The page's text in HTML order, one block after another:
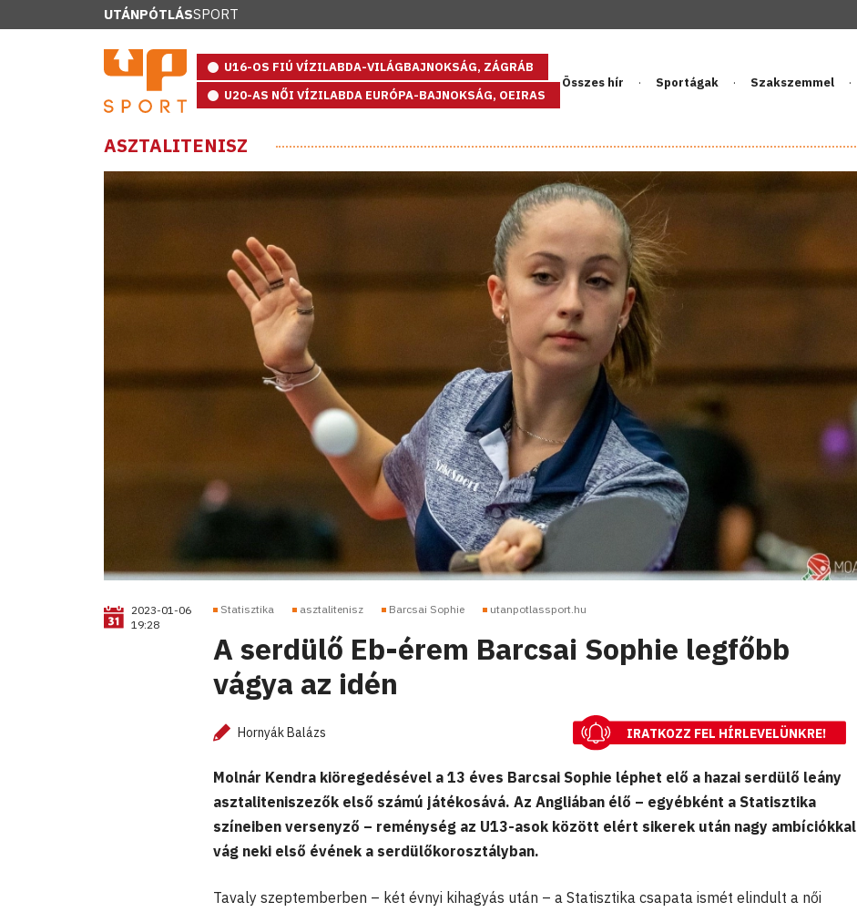
UTÁNPÓTLÁSSPORT
U16-OS FIÚ VÍZILABDA-VILÁGBAJNOKSÁG, ZÁGRÁB
U20-AS NŐI VÍZILABDA EURÓPA-BAJNOKSÁG, OEIRAS
Összes hír Sportágak Szakszemmel
ASZTALITENISZ
2023-01-06
19:28
Statisztika asztalitenisz Barcsai Sophie utanpotlassport.hu
A serdülő Eb-érem Barcsai Sophie legfőbb
vágya az idén
Hornyák Balázs IRATKOZZ FEL HÍRLEVELÜNKRE!
Molnár Kendra kiöregedésével a 13 éves Barcsai Sophie léphet elő a hazai serdülő leány
asztaliteniszezők első számú játékosává. Az Angliában élő – egyébként a Statisztika
színeiben versenyző – reménység az U13-asok között elért sikerek után nagy ambíciókkal
vág neki első évének a serdülőkorosztályban.
Tavaly szeptemberben – két évnyi kihagyás után – a Statisztika csapata ismét elindult a női